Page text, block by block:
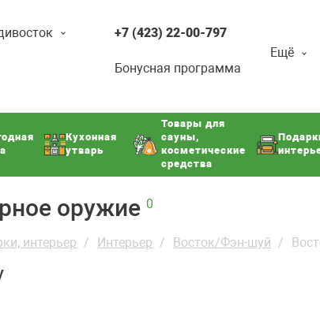
+7 (423) 22-00-797
Бонусная программа
Ещё
Кухонная
утварь
Товары для
сауны,
косметические
средства
оружие 0
интерьер Интерьер Восток/Фэн-шуй